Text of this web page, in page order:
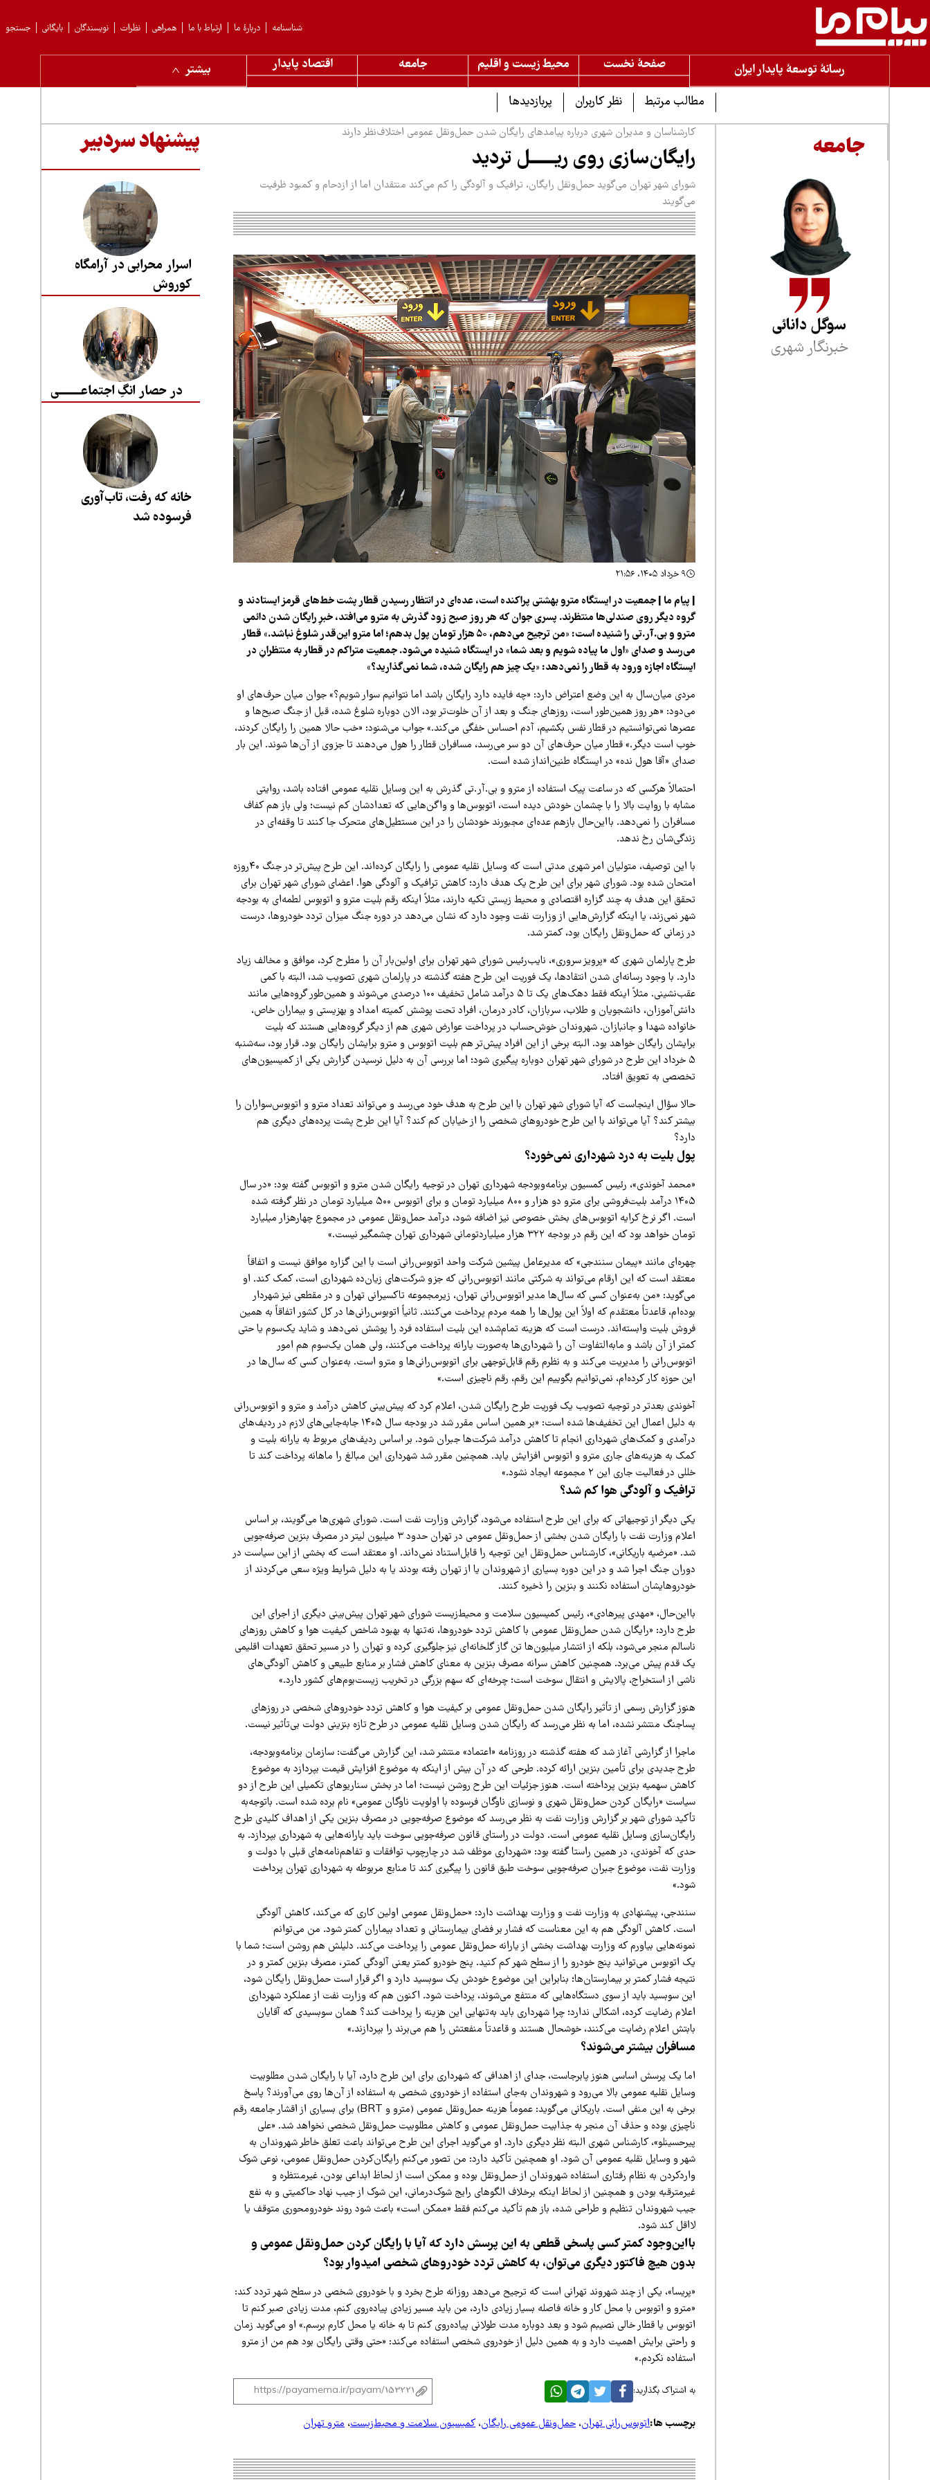
جستجو بایگانی نویسندگان نظرات همراهی ارتباط با ما دربارهٔ ما شناسنامه
رسانۀ توسعۀ پایدار ایران صفحۀ نخست محیط زیست و اقلیم جامعه اقتصاد پایدار
بیشتر
مطالب مرتبط
نظر کاربران پربازدیدها
جامعه
سوگل دانائی
خبرنگار شهری
کارشناسان و مدیران شهری درباره پیامدهای رایگان شدن حمل‌ونقل عمومی اختلاف‌نظر دارند
رایگان‌سازی روی ریــــــل تردید
شورای شهر تهران می‌گوید حمل‌ونقل رایگان، ترافیک و آلودگی را کم می‌کند منتقدان اما از ازدحام و کمبود ظرفیت
می‌گویند
۹ خرداد ۱۴۰۵، ۲۱:۵۶
| پیام ما | جمعیت در ایستگاه مترو بهشتی پراکنده است، عده‌ای در انتظار رسیدن قطار پشت خط‌های قرمز ایستادند و
گروه دیگر روی صندلی‌ها منتظرند. پسری جوان که هر روز صبح زود گذرش به مترو می‌افتد، خبرِ رایگان شدن دائمی
مترو و بی.آر.تی را شنیده است: «من ترجیح می‌دهم، ۵۰ هزار تومان پول بدهم؛ اما مترو این‌قدر شلوغ نباشد.» قطار
می‌رسد و صدای «اول ما پیاده شویم و بعد شما» در ایستگاه شنیده می‌شود. جمعیت متراکم در قطار به منتظرانِ در
ایستگاه اجازه ورود به قطار را نمی‌دهد: «یک چیز هم رایگان شده، شما نمی‌گذارید؟»
مردی میان‌سال به این وضع اعتراض دارد: «چه فایده دارد رایگان باشد اما نتوانیم سوار شویم؟» جوان میان حرف‌های او
می‌دود: «هر روز همین‌طور است، روزهای جنگ و بعد از آن خلوت‌تر بود، الان دوباره شلوغ شده، قبل از جنگ صبح‌ها و
عصرها نمی‌توانستیم در قطار نفس بکشیم، آدم احساس خفگی می‌کند.» جواب می‌شنود: «خب حالا همین را رایگان کردند،
خوب است دیگر.» قطار میان حرف‌های آن دو سر می‌رسد، مسافران قطار را هول می‌دهند تا جزوی از آن‌ها شوند. این بار
صدای «آقا هول نده» در ایستگاه طنین‌انداز شده است.
احتمالاً هرکسی که در ساعت پیک استفاده از مترو و بی.آر.تی گذرش به این وسایل نقلیه عمومی افتاده باشد، روایتی
مشابه با روایت بالا را با چشمان خودش دیده است، اتوبوس‌ها و واگن‌هایی که تعدادشان کم نیست؛ ولی باز هم کفاف
مسافران را نمی‌دهد. بااین‌حال بازهم عده‌ای مجبورند خودشان را در این مستطیل‌های متحرک جا کنند تا وقفه‌ای در
زندگی‌شان رخ ندهد.
با این توصیف، متولیان امر شهری مدتی است که وسایل نقلیه عمومی را رایگان کرده‌اند. این طرح پیش‌تر در جنگ ۴۰روزه
امتحان شده بود. شورای شهر برای این طرح یک هدف دارد؛ کاهش ترافیک و آلودگی هوا. اعضای شورای شهر تهران برای
تحقق این هدف به چند گزاره اقتصادی و محیط زیستی تکیه دارند، مثلاً اینکه رقم بلیت مترو و اتوبوس لطمه‌ای به بودجه
شهر نمی‌زند، یا اینکه گزارش‌هایی از وزارت نفت وجود دارد که نشان می‌دهد در دوره جنگ میزان تردد خودروها، درست
در زمانی که حمل‌ونقل رایگان بود، کمتر شد.
طرح پارلمان شهری که «پرویز سروری»، نایب‌رئیس شورای شهر تهران برای اولین‌بار آن را مطرح کرد، موافق و مخالف زیاد
دارد. با وجود رسانه‌ای شدن انتقادها، یک فوریت این طرح هفته گذشته در پارلمان شهری تصویب شد، البته با کمی
عقب‌نشینی. مثلاً اینکه فقط دهک‌های یک تا ۵ درآمد شامل تخفیف ۱۰۰ درصدی می‌شوند و همین‌طور گروه‌هایی مانند
دانش‌آموزان، دانشجویان و طلاب، سربازان، کادر درمان، افراد تحت پوشش کمیته امداد و بهزیستی و بیماران خاص،
خانواده شهدا و جانبازان. شهروندان خوش‌حساب در پرداخت عوارض شهری هم از دیگر گروه‌هایی هستند که بلیت
برایشان رایگان خواهد بود. البته برخی از این افراد پیش‌تر هم بلیت اتوبوس و مترو برایشان رایگان بود. قرار بود، سه‌شنبه
۵ خرداد این طرح در شورای شهر تهران دوباره پیگیری شود؛ اما بررسی آن به دلیل نرسیدن گزارش یکی از کمیسیون‌های
تخصصی به تعویق افتاد.
حالا سؤال اینجاست که آیا شورای شهر تهران با این طرح به هدف خود می‌رسد و می‌تواند تعداد مترو و اتوبوس‌سواران را
بیشتر کند؟ آیا می‌تواند با این طرح خودروهای شخصی را از خیابان کم کند؟ آیا این طرح پشت پرده‌های دیگری هم
دارد؟
پول بلیت به درد شهرداری نمی‌خورد؟
«محمد آخوندی»، رئیس کمسیون برنامه‌وبودجه شهرداری تهران در توجیه رایگان شدن مترو و اتوبوس گفته بود: «در سال
۱۴۰۵ درآمد بلیت‌فروشی برای مترو دو هزار و ۸۰۰ میلیارد تومان و برای اتوبوس ۵۰۰ میلیارد تومان در نظر گرفته شده
است. اگر نرخ کرایه اتوبوس‌های بخش خصوصی نیز اضافه شود، درآمد حمل‌ونقل عمومی در مجموع چهارهزار میلیارد
تومان خواهد بود که این رقم در بودجه ۳۲۲ هزار میلیاردتومانی شهرداری تهران چشمگیر نیست.»
چهره‌ای مانند «پیمان سنندجی» که مدیرعامل پیشین شرکت واحد اتوبوس‌رانی است با این گزاره موافق نیست و اتفاقاً
معتقد است که این ارقام می‌تواند به شرکتی مانند اتوبوس‌رانی که جزو شرکت‌های زیان‌ده شهرداری است، کمک کند. او
می‌گوید: «من به‌عنوان کسی که سال‌ها مدیر اتوبوس‌رانی تهران، زیرمجموعه تاکسیرانی تهران و در مقطعی نیز شهردار
بوده‌ام، قاعدتاً معتقدم که اولاً این پول‌ها را همه مردم پرداخت می‌کنند. ثانیاً اتوبوس‌رانی‌ها در کل کشور اتفاقاً به همین
فروش بلیت وابسته‌اند. درست است که هزینه تمام‌شده این بلیت استفاده فرد را پوشش نمی‌دهد و شاید یک‌سوم یا حتی
کمتر از آن باشد و مابه‌التفاوت آن را شهرداری‌ها به‌صورت یارانه پرداخت می‌کنند، ولی همان یک‌سوم هم امور
اتوبوس‌رانی را مدیریت می‌کند و به نظرم رقم قابل‌توجهی برای اتوبوس‌رانی‌ها و مترو است. به‌عنوان کسی که سال‌ها در
این حوزه کار کرده‌ام، نمی‌توانیم بگوییم این رقم، رقم ناچیزی است.»
آخوندی بعدتر در توجیه تصویب یک فوریت طرح رایگان شدن، اعلام کرد که پیش‌بینی کاهش درآمد و مترو و اتوبوس‌رانی
به دلیل اعمال این تخفیف‌ها شده است: «بر همین اساس مقرر شد در بودجه سال ۱۴۰۵ جابه‌جایی‌های لازم در ردیف‌های
درآمدی و کمک‌های شهرداری انجام تا کاهش درآمد شرکت‌ها جبران شود. بر اساس ردیف‌های مربوط به یارانه بلیت و
کمک به هزینه‌های جاری مترو و اتوبوس افزایش یابد. همچنین مقرر شد شهرداری این مبالغ را ماهانه پرداخت کند تا
خللی در فعالیت جاری این ۲ مجموعه ایجاد نشود.»
ترافیک و آلودگی هوا کم شد؟
یکی دیگر از توجیهاتی که برای این طرح استفاده می‌شود، گزارش وزارت نفت است. شورای شهری‌ها می‌گویند، بر اساس
اعلام وزارت نفت با رایگان شدن بخشی از حمل‌ونقل عمومی در تهران حدود ۳ میلیون لیتر در مصرف بنزین صرفه‌جویی
شد. «مرضیه باریکانی»، کارشناس حمل‌ونقل این توجیه را قابل‌استناد نمی‌داند. او معتقد است که بخشی از این سیاست در
دوران جنگ اجرا شد و در این دوره بسیاری از شهروندان یا از تهران رفته بودند یا به دلیل شرایط ویژه سعی می‌کردند از
خودروهایشان استفاده نکنند و بنزین را ذخیره کنند.
بااین‌حال، «مهدی پیرهادی»، رئیس کمیسیون سلامت و محیط‌زیست شورای شهر تهران پیش‌بینی دیگری از اجرای این
طرح دارد: «رایگان شدن حمل‌ونقل عمومی با کاهش تردد خودروها، نه‌تنها به بهبود شاخص کیفیت هوا و کاهش روزهای
ناسالم منجر می‌شود، بلکه از انتشار میلیون‌ها تن گاز گلخانه‌ای نیز جلوگیری کرده و تهران را در مسیر تحقق تعهدات اقلیمی
یک قدم پیش می‌برد. همچنین کاهش سرانه مصرف بنزین به معنای کاهش فشار بر منابع طبیعی و کاهش آلودگی‌های
ناشی از استخراج، پالایش و انتقال سوخت است؛ چرخه‌ای که سهم بزرگی در تخریب زیست‌بوم‌های کشور دارد.»
هنوز گزارش رسمی از تأثیر رایگان شدن حمل‌ونقل عمومی بر کیفیت هوا و کاهش تردد خودروهای شخصی در روزهای
پساجنگ منتشر نشده، اما به نظر می‌رسد که رایگان شدن وسایل نقلیه عمومی در طرح تازه بنزینی دولت بی‌تأثیر نیست.
ماجرا از گزارشی آغاز شد که هفته گذشته در روزنامه «اعتماد» منتشر شد، این گزارش می‌گفت: سازمان برنامه‌وبودجه،
طرح جدیدی برای تأمین بنزین ارائه کرده. طرحی که در آن بیش از اینکه به موضوع افزایش قیمت بپردازد به موضوع
کاهش سهمیه بنزین پرداخته است. هنوز جزئیات این طرح روشن نیست؛ اما در بخش سناریوهای تکمیلی این طرح از دو
سیاست «رایگان کردن حمل‌ونقل شهری و نوسازی ناوگان فرسوده با اولویت ناوگان عمومی» نام برده شده است. باتوجه‌به
تأکید شورای شهر بر گزارش وزارت نفت به نظر می‌رسد که موضوع صرفه‌جویی در مصرف بنزین یکی از اهداف کلیدی طرح
رایگان‌سازی وسایل نقلیه عمومی است. دولت در راستای قانون صرفه‌جویی سوخت باید یارانه‌هایی به شهرداری بپردازد. به
حدی که آخوندی، در همین راستا گفته بود: «شهرداری موظف شد در چارچوب توافقات و تفاهم‌نامه‌های قبلی با دولت و
وزارت نفت، موضوع جبران صرفه‌جویی سوخت طبق قانون را پیگیری کند تا منابع مربوطه به شهرداری تهران پرداخت
شود.»
سنندجی، پیشنهادی به وزارت نفت و وزارت بهداشت دارد: «حمل‌ونقل عمومی اولین کاری که می‌کند، کاهش آلودگی
است. کاهش آلودگی هم به این معناست که فشار بر فضای بیمارستانی و تعداد بیماران کمتر شود. من می‌توانم
نمونه‌هایی بیاورم که وزارت بهداشت بخشی از یارانه حمل‌ونقل عمومی را پرداخت می‌کند. دلیلش هم روشن است؛ شما با
یک اتوبوس می‌توانید پنج خودرو را از سطح شهر کم کنید. پنج خودرو کمتر یعنی آلودگی کمتر، مصرف بنزین کمتر و در
نتیجه فشار کمتر بر بیمارستان‌ها؛ بنابراین این موضوع خودش یک سوبسید دارد و اگر قرار است حمل‌ونقل رایگان شود،
این سوبسید باید از سوی دستگاه‌هایی که منتفع می‌شوند، پرداخت شود. اکنون هم که وزارت نفت از عملکرد شهرداری
اعلام رضایت کرده، اشکالی ندارد؛ چرا شهرداری باید به‌تنهایی این هزینه را پرداخت کند؟ همان سوبسیدی که آقایان
بابتش اعلام رضایت می‌کنند، خوشحال هستند و قاعدتاً منفعتش را هم می‌برند را بپردازند.»
مسافران بیشتر می‌شوند؟
اما یک پرسش اساسی هنوز پابرجاست، جدای از اهدافی که شهرداری برای این طرح دارد، آیا با رایگان شدن مطلوبیت
وسایل نقلیه عمومی بالا می‌رود و شهروندان به‌جای استفاده از خودروی شخصی به استفاده از آن‌ها روی می‌آورند؟ پاسخ
برخی به این منفی است. باریکانی می‌گوید: عموماً هزینه حمل‌ونقل عمومی (مترو و BRT) برای بسیاری از اقشار جامعه رقم
ناچیزی بوده و حذف آن منجر به جذابیت حمل‌ونقل عمومی و کاهش مطلوبیت حمل‌ونقل شخصی نخواهد شد. «علی
پیرحسینلو»، کارشناس شهری البته نظر دیگری دارد. او می‌گوید اجرای این طرح می‌تواند باعث تعلق خاطر شهروندان به
شهر و وسایل نقلیه عمومی آن شود. او همچنین تأکید دارد: من تصور می‌کنم رایگان‌کردن حمل‌ونقل عمومی، نوعی شوک
واردکردن به نظام رفتاری استفاده شهروندان از حمل‌ونقل بوده و ممکن است از لحاظ ابداعی بودن، غیرمنتظره و
غیرمترقبه بودن و همچنین از لحاظ اینکه برخلاف الگوهای رایج شوک‌درمانی، این شوک از جیب نهاد حاکمیتی و به نفع
جیب شهروندان تنظیم و طراحی شده، باز هم تأکید می‌کنم فقط «ممکن است» باعث شود روند خودرومحوری متوقف یا
لااقل کند شود.
بااین‌وجود کمتر کسی پاسخی قطعی به این پرسش دارد که آیا با رایگان کردن حمل‌ونقل عمومی و
بدون هیچ فاکتور دیگری می‌توان، به کاهش تردد خودروهای شخصی امیدوار بود؟
«پریسا»، یکی از چند شهروند تهرانی است که ترجیح می‌دهد روزانه طرح بخرد و با خودروی شخصی در سطح شهر تردد کند:
«مترو و اتوبوس با محل کار و خانه فاصله بسیار زیادی دارد، من باید مسیر زیادی پیاده‌روی کنم، مدت زیادی صبر کنم تا
اتوبوس یا قطار خالی نصیبم شود و بعد دوباره مدت طولانی پیاده‌روی کنم تا به خانه یا محل کارم برسم.» او می‌گوید زمان
و راحتی برایش اهمیت دارد و به همین دلیل از خودروی شخصی استفاده می‌کند: «حتی وقتی رایگان بود هم من از مترو
استفاده نکردم.»
به اشتراک بگذارید:
برچسب ها:اتوبوس‌رانی تهران،حمل‌ونقل عمومی رایگان،کمیسیون سلامت و محیط‌زیست،مترو تهران
پیشنهاد سردبیر
اسرار محرابی در آرامگاه
کوروش
در حصار انگِ اجتماعــــــــی
خانه که رفت، تاب‌آوری
فرسوده شد